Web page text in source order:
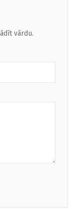
vārdu.